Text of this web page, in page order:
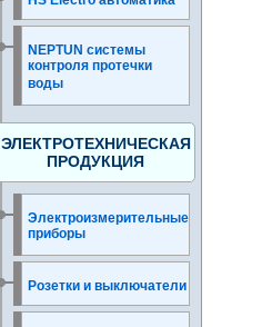
NEPTUN системы
контроля протечки
воды
ЭЛЕКТРОТЕХНИЧЕСКАЯ
ПРОДУКЦИЯ
Электроизмерительные
приборы
Розетки и выключатели